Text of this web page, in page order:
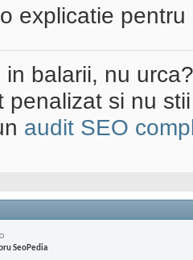
explicatie
in balarii, nu
penalizat si nu
audit SEO
SeoPedia